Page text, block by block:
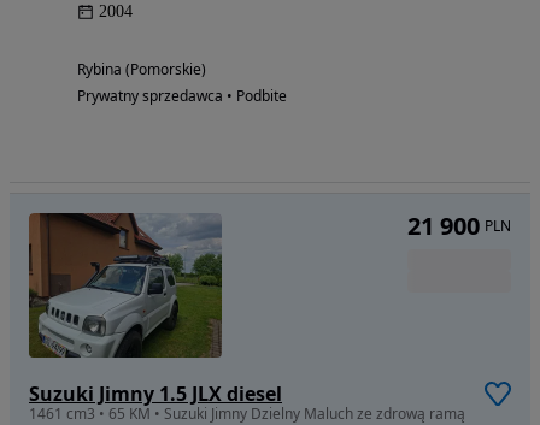
2004
Rybina (Pomorskie)
Prywatny sprzedawca • Podbite
Suzuki Jimny 1.5 JLX diesel
1461 cm3 • 65 KM • Suzuki Jimny Dzielny Maluch ze zdrową ramą
21 900 PLN